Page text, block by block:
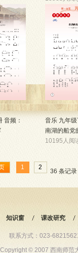
音频：
音乐 九年
南湖的船党
10195人阅
1 2
36 条记
知识窗 课改研究
联系方式：023-
Copyright © 2007 西南师范